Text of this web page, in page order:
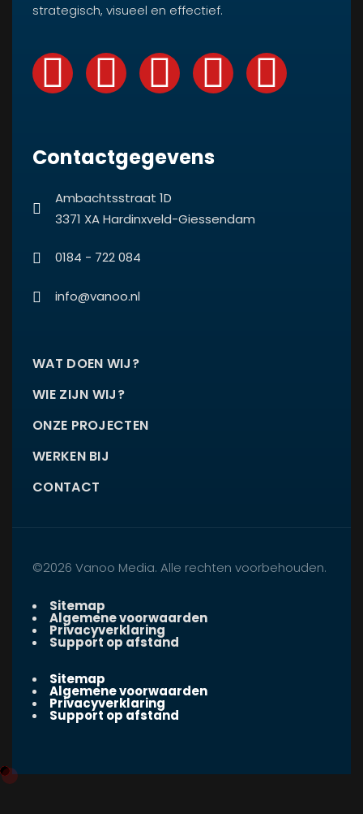
strategisch, visueel en effectief.
Contactgegevens
Ambachtsstraat 1D
3371 XA Hardinxveld-Giessendam
0184 - 722 084
info@vanoo.nl
WAT DOEN WIJ?
WIE ZIJN WIJ?
ONZE PROJECTEN
WERKEN BIJ
CONTACT
©2026 Vanoo Media. Alle rechten voorbehouden.
Sitemap
Algemene voorwaarden
Privacyverklaring
Support op afstand
Sitemap
Algemene voorwaarden
Privacyverklaring
Support op afstand